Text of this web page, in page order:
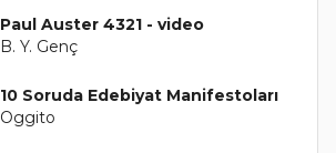
Paul Auster 4321 - video
B. Y. Genç
10 Soruda Edebiyat Manifestoları
Oggito